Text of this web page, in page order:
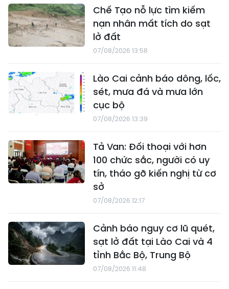
Chế Tạo nỗ lực tìm kiếm
nạn nhân mất tích do sạt
lở đất
07/08/2026 13:58
Lào Cai cảnh báo dông, lốc,
sét, mưa đá và mưa lớn
cục bộ
07/08/2026 13:39
Tả Van: Đối thoại với hơn
100 chức sắc, người có uy
tín, tháo gỡ kiến nghị từ cơ
sở
07/08/2026 12:17
Cảnh báo nguy cơ lũ quét,
sạt lở đất tại Lào Cai và 4
tỉnh Bắc Bộ, Trung Bộ
07/08/2026 11:48